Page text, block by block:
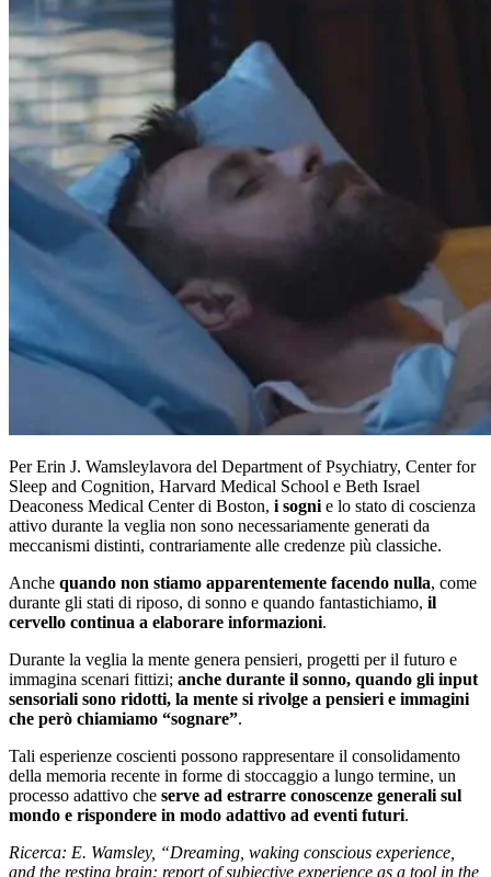
Per Erin J. Wamsleylavora del Department of Psychiatry, Center for
Sleep and Cognition, Harvard Medical School e Beth Israel
Deaconess Medical Center di Boston, i sogni e lo stato di coscienza
attivo durante la veglia non sono necessariamente generati da
meccanismi distinti, contrariamente alle credenze più classiche.
Anche quando non stiamo apparentemente facendo nulla, come
durante gli stati di riposo, di sonno e quando fantastichiamo, il
cervello continua a elaborare informazioni.
Durante la veglia la mente genera pensieri, progetti per il futuro e
immagina scenari fittizi; anche durante il sonno, quando gli input
sensoriali sono ridotti, la mente si rivolge a pensieri e immagini
che però chiamiamo “sognare”.
Tali esperienze coscienti possono rappresentare il consolidamento
della memoria recente in forme di stoccaggio a lungo termine, un
processo adattivo che serve ad estrarre conoscenze generali sul
mondo e rispondere in modo adattivo ad eventi futuri.
Ricerca: E. Wamsley, “Dreaming, waking conscious experience,
and the resting brain: report of subjective experience as a tool in the